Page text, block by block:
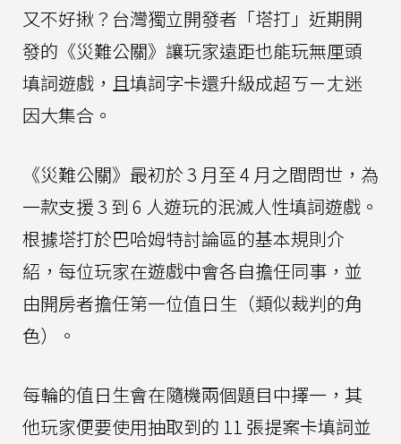
又不好揪？台灣獨立開發者「塔打」近期開
發的《災難公關》讓玩家遠距也能玩無厘頭
填詞遊戲，且填詞字卡還升級成超ㄎㄧㄤ迷
因大集合。
《災難公關》最初於 3 月至 4 月之間問世，為
一款支援 3 到 6 人遊玩的泯滅人性填詞遊戲。
根據塔打於巴哈姆特討論區的基本規則介
紹，每位玩家在遊戲中會各自擔任同事，並
由開房者擔任第一位值日生（類似裁判的角
色）。
每輪的值日生會在隨機兩個題目中擇一，其
他玩家便要使用抽取到的 11 張提案卡填詞並